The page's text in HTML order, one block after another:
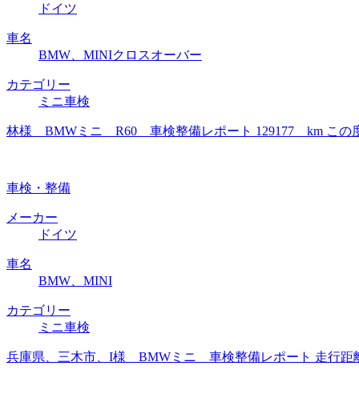
ドイツ
車名
BMW、MINIクロスオーバー
カテゴリー
ミニ車検
林様 BMWミニ R60 車検整備レポート 129177 km この度
車検・整備
メーカー
ドイツ
車名
BMW、MINI
カテゴリー
ミニ車検
兵庫県、三木市、I様 BMWミニ 車検整備レポート 走行距